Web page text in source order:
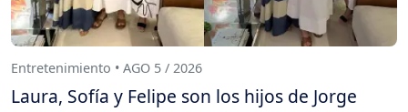
Entretenimiento • AGO 5 / 2026
Laura, Sofía y Felipe son los hijos de Jorge